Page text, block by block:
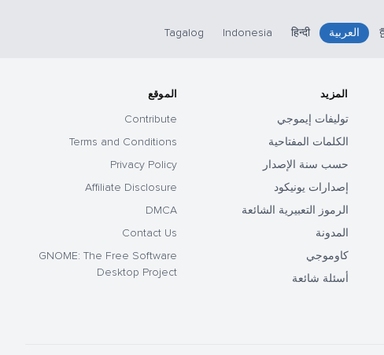
العربية हिन्दी
Indonesia
Tagalog
المزيد
توليفات إيموجي
الكلمات المفتاحية
حسب سنة الإصدار
إصدارات يونيكود
الرموز التعبيرية الشائعة
المدونة
كاوموجي
أسئلة شائعة
الموقع
Contribute
Terms and Conditions
Privacy Policy
Affiliate Disclosure
DMCA
Contact Us
GNOME: The Free Software
Desktop Project